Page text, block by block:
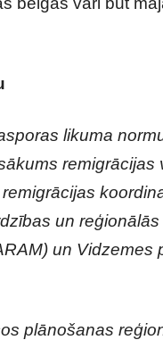
likuma
remigrācijas
un reģionālās
un Vidzemes
plānošanas